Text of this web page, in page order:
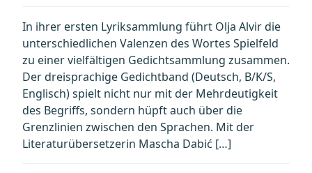
In ihrer ersten Lyriksammlung führt Olja Alvir die
unterschiedlichen Valenzen des Wortes Spielfeld
zu einer vielfältigen Gedichtsammlung zusammen.
Der dreisprachige Gedichtband (Deutsch, B/K/S,
Englisch) spielt nicht nur mit der Mehrdeutigkeit
des Begriffs, sondern hüpft auch über die
Grenzlinien zwischen den Sprachen. Mit der
Literaturübersetzerin Mascha Dabić […]